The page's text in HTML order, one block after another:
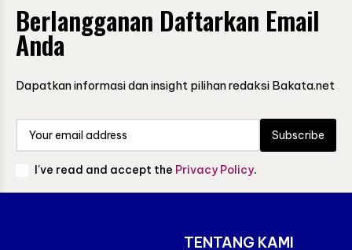
Berlangganan Daftarkan Email
Anda
Dapatkan informasi dan insight pilihan redaksi Bakata.net
Subscribe
I've read and accept the Privacy Policy.
TENTANG KAMI